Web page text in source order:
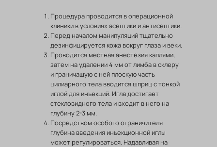
Процедура проводится в операционной
клиники в условиях асептики и антисептики.
Перед началом манипуляций тщательно
дезинфицируется кожа вокруг глаза и веки.
Проводится местная анестезия каплями,
затем на удалении 4 мм от лимба в склеру
и граничащую с ней плоскую часть
цилиарного тела вводится шприц с тонкой
иглой для инъекций. Игла достигает
стекловидного тела и входит в него на
глубину 2-3 мм.
Посредством особого ограничителя
глубина введения инъекционной иглы
может регулироваться. Надавливая на